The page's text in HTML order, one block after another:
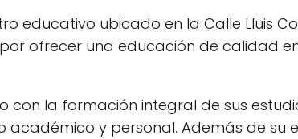
educativo ubicado en la Calle Lluis
ofrecer una educación de calidad
con la formación integral de sus
y personal. Además de su